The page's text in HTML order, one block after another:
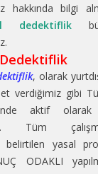
hakkında bilgi
dedektiflik
, olarak
verdiğimiz gibi
aktif olarak
Tüm
belirtilen yasal
ODAKLI